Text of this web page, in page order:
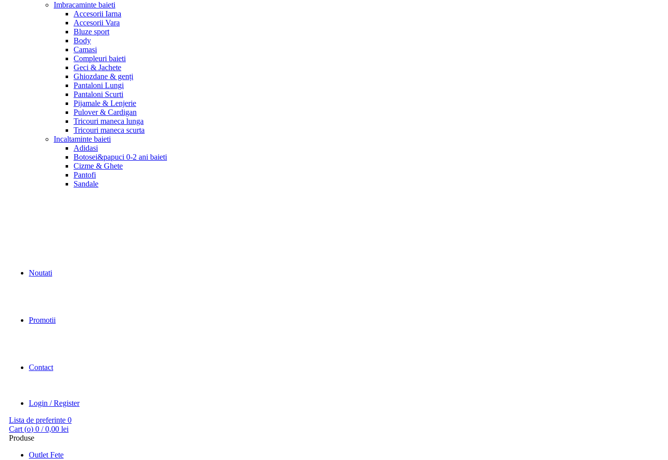
Imbracaminte baieti
Accesorii Iarna
Accesorii Vara
Bluze sport
Body
Camasi
Compleuri baieti
Geci & Jachete
Ghiozdane & genți
Pantaloni Lungi
Pantaloni Scurti
Pijamale & Lenjerie
Pulover & Cardigan
Tricouri maneca lunga
Tricouri maneca scurta
Incaltaminte baieti
Adidasi
Botosei&papuci 0-2 ani baieti
Cizme & Ghete
Pantofi
Sandale
Noutati
Promotii
Contact
Login / Register
Lista de preferinte 0
Cart (o) 0 / 0,00 lei
Produse
Outlet Fete